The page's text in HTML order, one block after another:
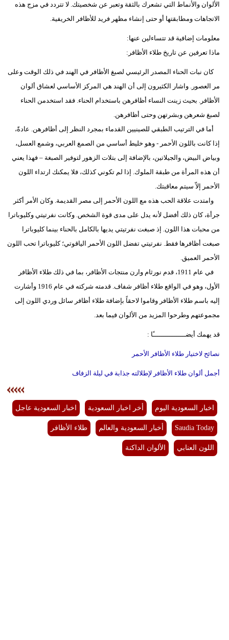
الألوان والأنماط التي تشعرك بالثقة وتعبر عن شخصيتك. لا تتردد في مزج هذه
الاتجاهات ومطابقتها أو حتى إنشاء مظهر فريد للأظافر الخريفية.
معلومات إضافية قد تتساءلين عنها:
ماذا تعرفين عن تاريخ طلاء الأظافر:
كان نبات الحناء المصدر الرئيسي لصبغ الأظافر في الهند في ذلك الوقت وعلى
مر العصور. واشار الكثيرون إلى أن الهند هي المركز الأساسي لعشاق ألوان
الأظافر. بحيث زينت النساء أظافرهن باستخدام الحناء. فقد استخدمن الحناء
لصبغ شعرهن وبشرتهن وحتى أظافرهن.
أما في الترتيب الطبقي للصينيين القدماء بمجرد النظر إلى أظافرهن. عادةً،
إذا كانت باللون الأحمر - وهو خليط أساسي من الصمغ العربي، وشمع العسل،
وبياض البيض، والجيلاتين، بالإضافة إلى بتلات الزهور لتوفير الصبغة – فهذا يعني
أن هذه المرأة من طبقة الملوك. إذا لم تكوني كذلك، فلا يمكنك ارتداء اللون
الأحمر إلاّ سيتم معاقبتك.
وامتدت علاقة الحب هذه مع اللون الأحمر إلى مصر القديمة. وكان الأمر أكثر
جرأة، كان ذلك أفضل لأنه يدل على مدى قوة الشخص. وكانت نفرتيتي وكليوباترا
من محبات هذا اللون. إذ صبغت نفرتيتي يديها بالكامل بالحناء بينما كليوباترا
صبغت أظافرها فقط. نفرتيتي تفضل اللون الأحمر الياقوتي؛ كليوباترا تحب اللون
الأحمر العميق.
في عام 1911، قدم نورثام وارن منتجات الأظافر، بما في ذلك طلاء الأظافر
الأول، وهو في الواقع طلاء أظافر شفاف. قدمته شركته في عام 1916 وأشارت
إليه باسم طلاء الأظافر وقاموا لاحقاً بإضافة طلاء أظافر سائل وردي اللون إلى
مجموعتهم وطرحوا المزيد من الألوان فيما بعد.
قد يهمك أيضــــــــــــــــًا :
نصائح لاختيار طلاء الأظافر الأحمر
أجمل ألوان طلاء الأظافر لإطلالته جذابة في ليلة الزفاف
اخبار السعودية اليوم أخر اخبار السعودية اخبار السعودية عاجل
Saudia Today أخبار السعودية والعالم طلاء الأظافر
اللون العنابي الألوان الداكنة